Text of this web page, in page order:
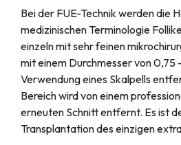
Bei der FUE-Technik werden die
medizinischen Terminologie
einzeln mit sehr feinen
mit einem Durchmesser von 0,75
Verwendung eines Skalpells
Bereich wird von einem
erneuten Schnitt entfernt. Es ist
Transplantation des einzigen